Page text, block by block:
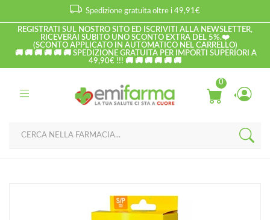
Spedizione gratuita oltre i 49,91€
REGISTRATI SUL NOSTRO SITO ED ISCRIVITI ALLA NEWSLETTER,
RICEVERAI SUBITO UNO SCONTO EXTRA DEL 5%.❤️
(SCONTO APPLICATO IN AUTOMATICO NEL CARRELLO)
🚚 🚚 🚚 🚚 🚚 🚚 SPEDIZIONE GRATUITA PER IMPORTI SUPERIORI A
49,90€ !!! 🚚 🚚 🚚 🚚 🚚 🚚
0
Taglia Media M